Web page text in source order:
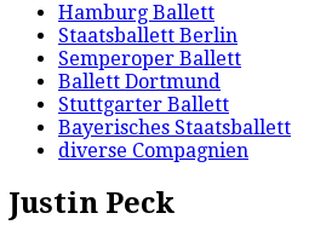
Hamburg Ballett
Staatsballett Berlin
Semperoper Ballett
Ballett Dortmund
Stuttgarter Ballett
Bayerisches Staatsballett
diverse Compagnien
Justin Peck